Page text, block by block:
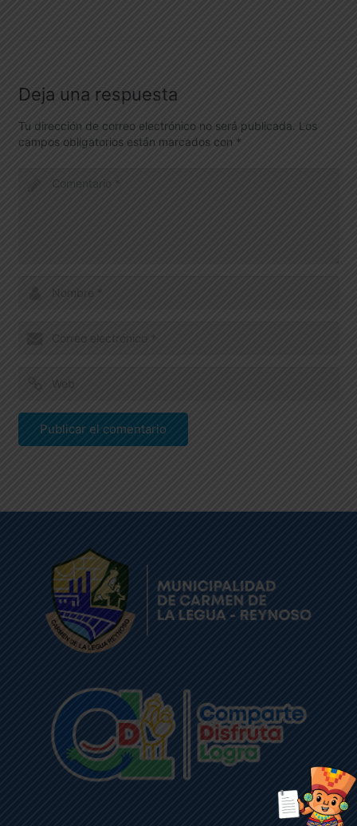
Deja una respuesta
Tu dirección de correo electrónico no será publicada. Los
campos obligatorios están marcados con *